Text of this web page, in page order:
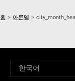
홈 > 아룬델 >